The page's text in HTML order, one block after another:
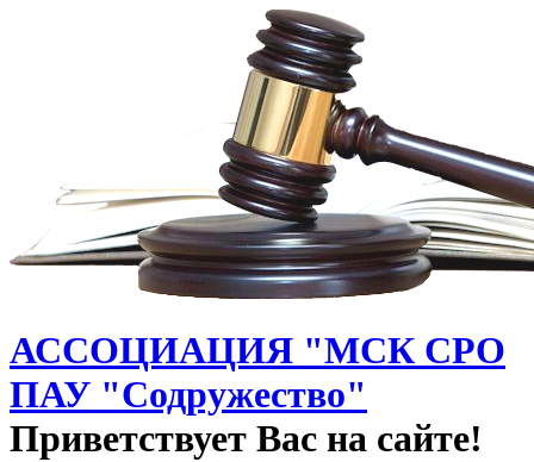
АССОЦИАЦИЯ "МСК СРО
ПАУ "Содружество"
Приветствует Вас на сайте!